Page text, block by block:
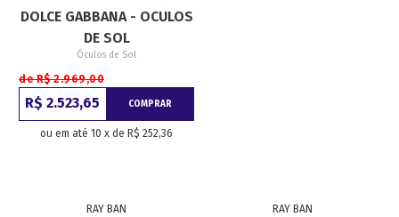
DOLCE GABBANA - OCULOS
DE SOL
Óculos de Sol
de R$ 2.969,00
R$ 2.523,65 COMPRAR
ou em até 10 x de R$ 252,36
RAY BAN RAY BAN